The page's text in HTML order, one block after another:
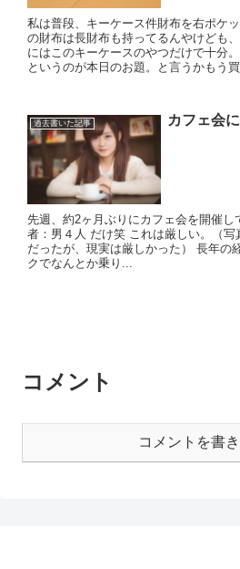
私は普段、キーケース件財布を右ポケ
の財布は長財布も持ってるんやけども
にはこのキーケースのやつだけで十分
というのが本日のお題。と言うかもう
過去書いた記事 カフェ会
先週、約2ヶ月ぶりにカフェ会を開催し
者：男４人 だけ笑 これは厳しい。（
だったが、現実は厳しかった） 長年の
クでなんとか乗り...
コメント
コメントを書